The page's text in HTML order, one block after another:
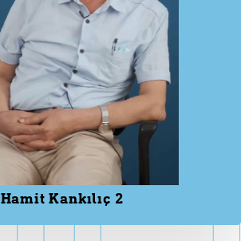
Hamit Kankılıç 2